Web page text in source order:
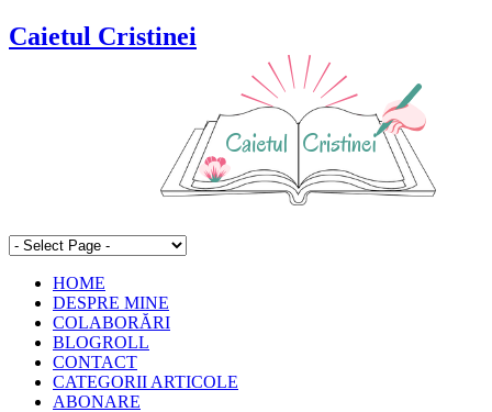
Caietul Cristinei
HOME
DESPRE MINE
COLABORĂRI
BLOGROLL
CONTACT
CATEGORII ARTICOLE
ABONARE